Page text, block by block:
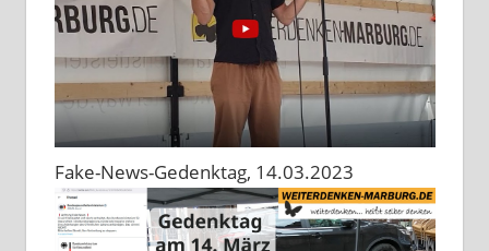
Fake-News-Gedenktag, 14.03.2023